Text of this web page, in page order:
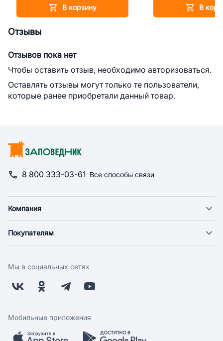
В корзину В
Отзывы
Отзывов пока нет
Чтобы оставить отзыв, необходимо авторизоваться.
Оставлять отзывы могут только те пользователи,
которые ранее приобретали данный товар.
8 800 333-03-61 Все способы связи
Компания
Новости
Поставщикам
Заводчикам
Обратная связь
Покупателям
Оплата
Бонусная программа
Скидки и акции
Мы в социальных сетях
Мобильные приложения